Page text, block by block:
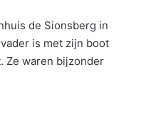
de Sionsberg in
is met zijn boot
Ze waren bijzonder